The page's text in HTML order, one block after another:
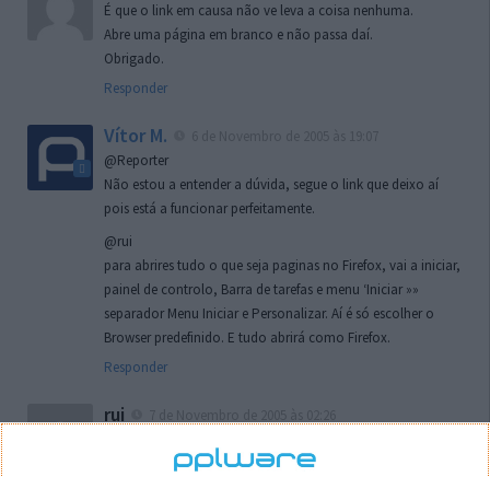
É que o link em causa não ve leva a coisa nenhuma.
Abre uma página em branco e não passa daí.
Obrigado.
Responder
Vítor M.
@Reporter
Não estou a entender a dúvida, segue o link que deixo aí
pois está a funcionar perfeitamente.
@rui
para abrires tudo o que seja paginas no Firefox, vai a iniciar,
painel de controlo, Barra de tarefas e menu ‘Iniciar »»
separador Menu Iniciar e Personalizar. Aí é só escolher o
Browser predefinido. E tudo abrirá como Firefox.
Responder
rui
localizaçao referida n se encontra la nada k me permita por